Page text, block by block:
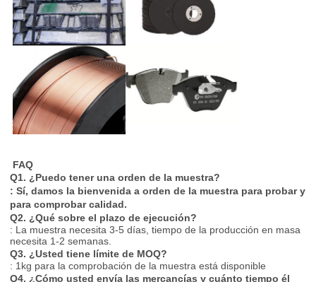
FAQ
Q1. ¿Puedo tener una orden de la muestra?
: Sí, damos la bienvenida a orden de la muestra para probar y
para comprobar calidad.
Q2. ¿Qué sobre el plazo de ejecución?
: La muestra necesita 3-5 días, tiempo de la producción en masa
necesita 1-2 semanas.
Q3. ¿Usted tiene límite de MOQ?
: 1kg para la comprobación de la muestra está disponible
Q4. ¿Cómo usted envía las mercancías y cuánto tiempo él